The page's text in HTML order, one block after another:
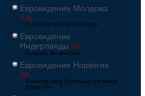
Евровидение Молдова
[134]
Concursul Muzical Eurovision
Евровидение
Нидерланды [26]
Eurovisie Songfestival
Евровидение Норвегия
[39]
Eurosong Sang Ryddesalg Nrk Melodi
Grand Prix